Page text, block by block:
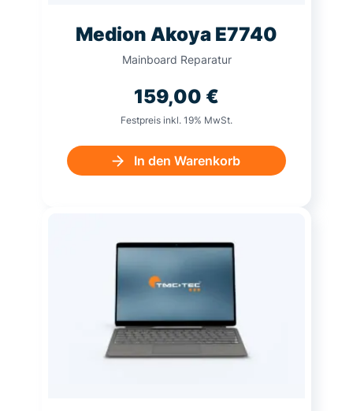
Medion Akoya E7740
Mainboard Reparatur
159,00 €
Festpreis inkl. 19% MwSt.
In den Warenkorb